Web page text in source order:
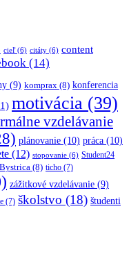
cieľ(6) citáty (6) content
(14)
(9) komprax (8) konferencia
motivácia (39)
vzdelávanie
plánovanie (10) práca (10)
(12) stopovanie (6) Student24
(8) ticho (7)
zážitkové vzdelávanie (9)
(7) školstvo (18) študenti